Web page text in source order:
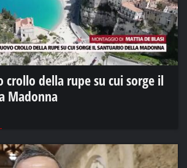
crollo della rupe su cui sorge il
Madonna